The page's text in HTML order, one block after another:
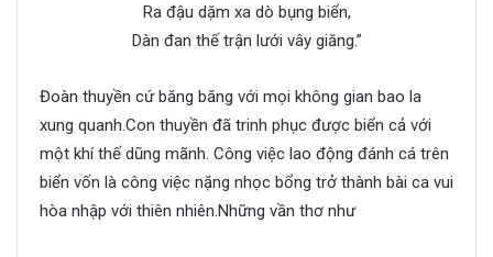
Ra đậu dặm xa dò bụng biển,
Dàn đan thế trận lưới vây giăng.”
Đoàn thuyền cứ băng băng với mọi không gian bao la
xung quanh.Con thuyền đã trinh phục được biển cả với
một khí thế dũng mãnh. Công việc lao động đánh cá trên
biển vốn là công việc nặng nhọc bổng trở thành bài ca vui
hòa nhập với thiên nhiên.Những vần thơ như